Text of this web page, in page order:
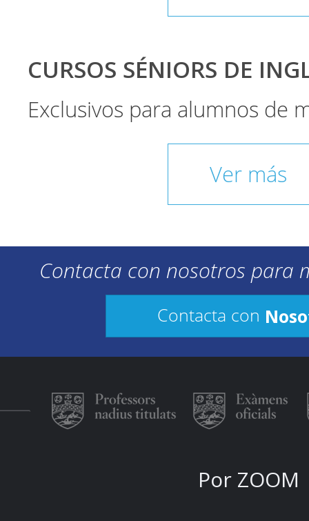
CURSOS SÉNIORS DE
Exclusivos para alumnos de
Ver más
Contacta con nosotros para
Contacta con
Por ZOOM